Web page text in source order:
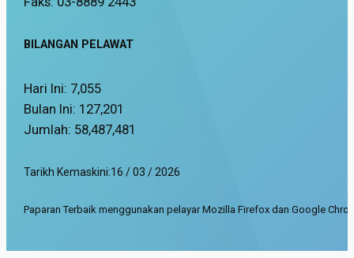
BILANGAN PELAWAT
Hari Ini: 7,055
Bulan Ini: 127,201
Jumlah: 58,487,481
Tarikh Kemaskini:16 / 03 / 2026
Paparan Terbaik menggunakan pelayar Mozilla Firefox dan Google